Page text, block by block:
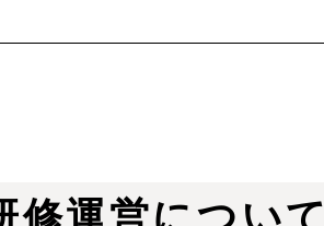
修運営について